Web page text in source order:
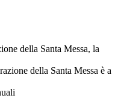
della Santa Messa, la
della Santa Messa è a